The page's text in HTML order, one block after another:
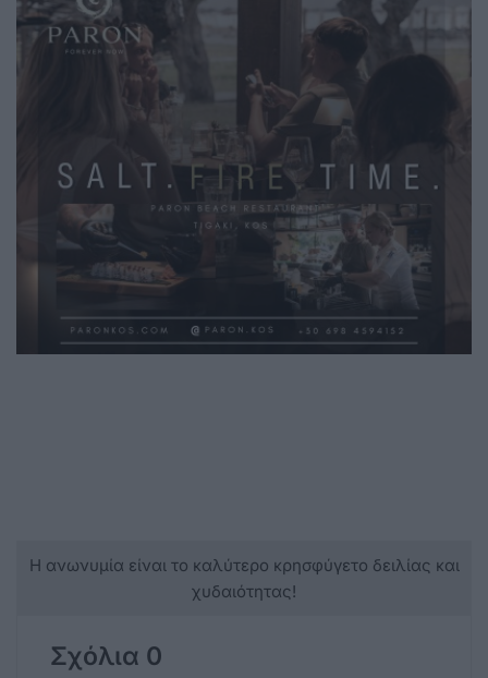
Η ανωνυμία είναι το καλύτερο κρησφύγετο δειλίας και
χυδαιότητας!
Σχόλια 0